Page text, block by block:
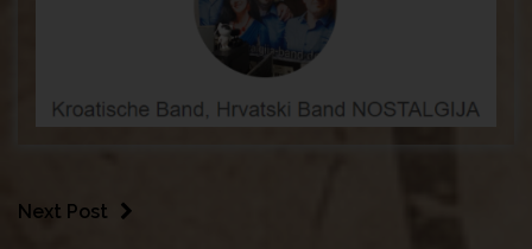
Next Post